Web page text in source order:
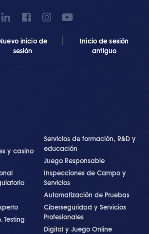
inicio de
sesión
Inicio de sesión
antiguo
y casino
Testing
Servicios de formación, R&D y
educación
Juego Responsable
Inspecciones de Campo y
Servicios
Automatización de Pruebas
Ciberseguridad y Servicios
Profesionales
Digital y Juego Online